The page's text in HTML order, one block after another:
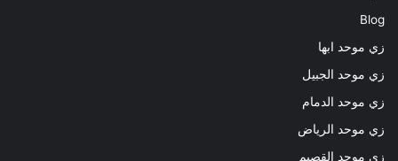
Blog
زي موحد ابها
زي موحد الجبيل
زي موحد الدمام
زي موحد الرياض
زي موحد القصيم